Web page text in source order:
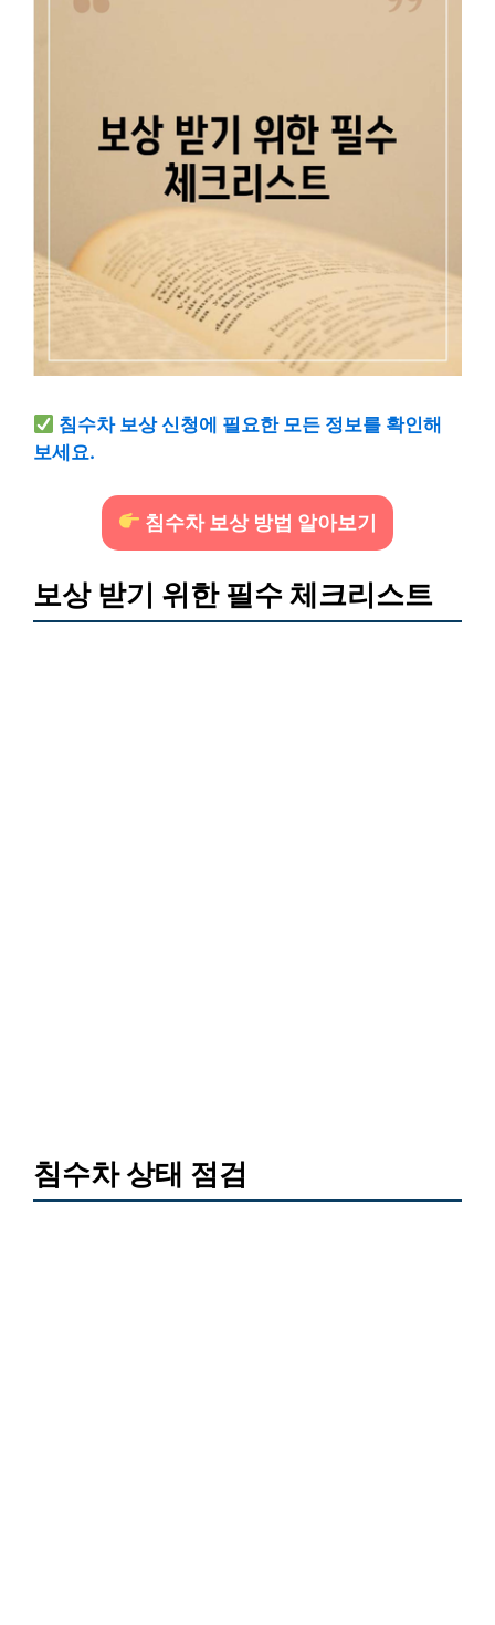
침수차 보상 신청에 필요한 모든 정보를 확인해
보세요.
침수차 보상 방법 알아보기
보상 받기 위한 필수 체크리스트
침수차 상태 점검